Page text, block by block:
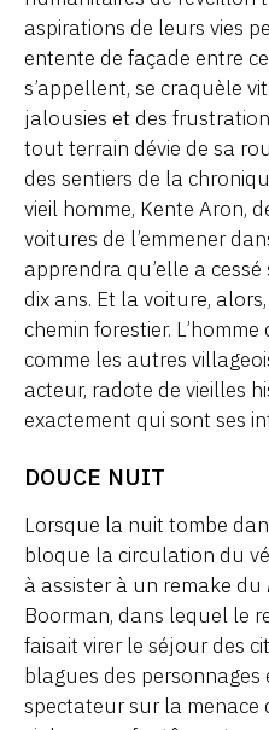
aspirations de leurs vies
entente de façade entre
s’appellent, se craquèle
jalousies et des
tout terrain dévie de sa
des sentiers de la
vieil homme, Kente Aron,
voitures de l’emmener
apprendra qu’elle a
dix ans. Et la voiture,
chemin forestier.
comme les autres
acteur, radote de vieilles
exactement qui sont ses
DOUCE NUIT
Lorsque la nuit tombe
bloque la circulation du
à assister à un remake du
Boorman, dans lequel le
faisait virer le séjour des
blagues des
spectateur sur la menace